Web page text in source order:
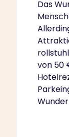
Das
von 50